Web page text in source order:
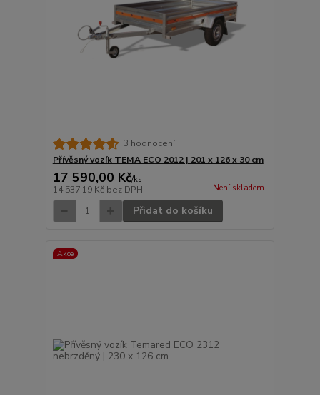
3 hodnocení
Přívěsný vozík TEMA ECO 2012 | 201 x 126 x 30 cm
17 590,00 Kč/ks
14 537,19 Kč bez DPH Není skladem
Přidat do košíku
Akce